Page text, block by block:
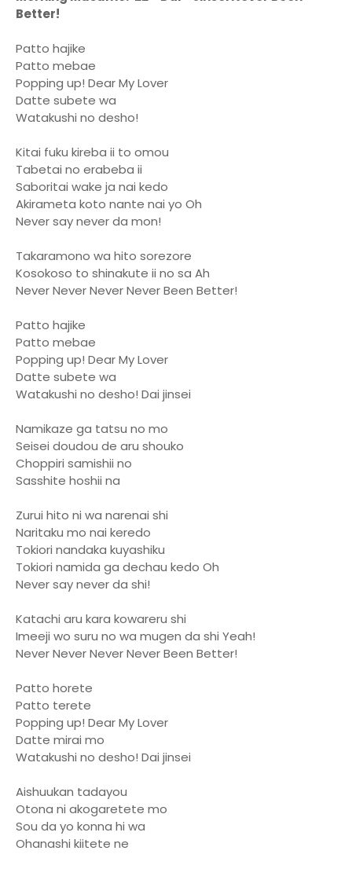
Better!
Patto hajike
Patto mebae
Popping up! Dear My Lover
Datte subete wa
Watakushi no desho!
Kitai fuku kireba ii to omou
Tabetai no erabeba ii
Saboritai wake ja nai kedo
Akirameta koto nante nai yo Oh
Never say never da mon!
Takaramono wa hito sorezore
Kosokoso to shinakute ii no sa Ah
Never Never Never Never Been Better!
Patto hajike
Patto mebae
Popping up! Dear My Lover
Datte subete wa
Watakushi no desho! Dai jinsei
Namikaze ga tatsu no mo
Seisei doudou de aru shouko
Choppiri samishii no
Sasshite hoshii na
Zurui hito ni wa narenai shi
Naritaku mo nai keredo
Tokiori nandaka kuyashiku
Tokiori namida ga dechau kedo Oh
Never say never da shi!
Katachi aru kara kowareru shi
Imeeji wo suru no wa mugen da shi Yeah!
Never Never Never Never Been Better!
Patto horete
Patto terete
Popping up! Dear My Lover
Datte mirai mo
Watakushi no desho! Dai jinsei
Aishuukan tadayou
Otona ni akogaretete mo
Sou da yo konna hi wa
Ohanashi kiitete ne